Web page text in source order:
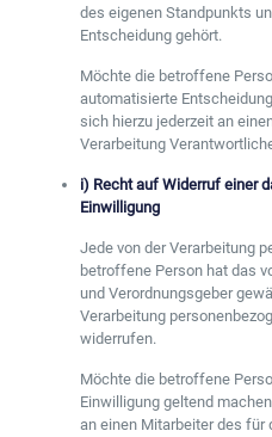
des eigenen Standpunkts
Entscheidung gehört.
Möchte die betroffene
automatisierte
sich hierzu jederzeit an
Verarbeitung
i) Recht auf Widerruf einer
Einwilligung
Jede von der Verarbeitung
betroffene Person hat das
und Verordnungsgeber
Verarbeitung
widerrufen.
Möchte die betroffene
Einwilligung geltend
an einen Mitarbeiter des für